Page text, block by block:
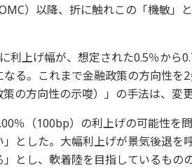
）以降、折に触れこの「機敏」
利上げ幅が、想定された0.5％から
る。これまで金融政策の方向性を
の方向性の示唆）」の手法は、変
％（100bp）の利上げの可能性を
とした。大幅利上げが景気後退を
とし、軟着陸を目指しているもの